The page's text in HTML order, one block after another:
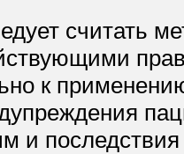
считать
к
и